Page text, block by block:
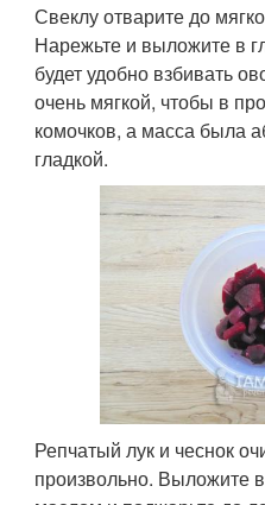
Свеклу отварите до
Нарежьте и выложите в
будет удобно взбивать
очень мягкой, чтобы в
комочков, а масса была
гладкой.
Репчатый лук и чеснок
произвольно. Выложите